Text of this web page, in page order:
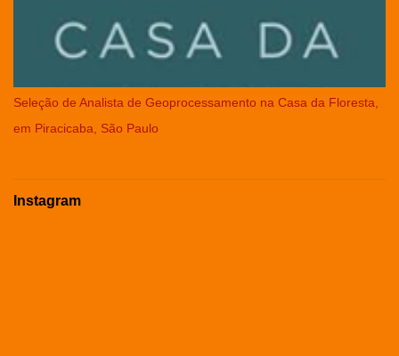
Seleção de Analista de Geoprocessamento na Casa da Floresta,
em Piracicaba, São Paulo
Instagram